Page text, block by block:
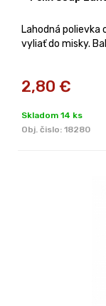
Lahodná polievka
vyliať do misky.
2,80 €
Skladom 14 ks
Obj. čislo: 18280